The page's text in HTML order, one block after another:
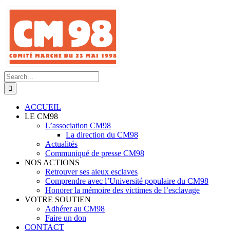
Skip
content
Search
for:
ACCUEIL
LE CM98
L’association CM98
La direction du CM98
Actualités
Communiqué de presse CM98
NOS ACTIONS
Retrouver ses aieux esclaves
Comprendre avec l’Université populaire du CM98
Honorer la mémoire des victimes de l’esclavage
VOTRE SOUTIEN
Adhérer au CM98
Faire un don
CONTACT